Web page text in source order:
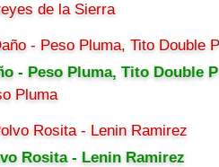
de la Sierra
- Peso Pluma, Tito Double P
Pluma
Rosita - Lenin Ramirez